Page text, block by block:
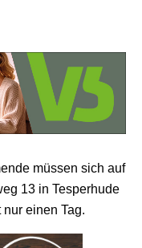
müssen sich auf
13 in Tesperhude
einen Tag.